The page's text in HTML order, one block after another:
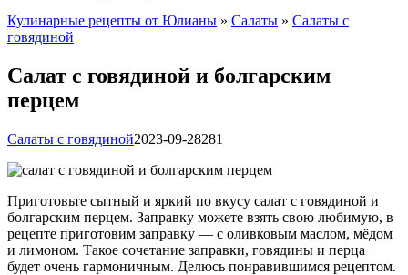
Кулинарные рецепты от Юлианы » Салаты » Салаты с
говядиной
Салат с говядиной и болгарским
перцем
Салаты с говядиной2023-09-28281
Приготовьте сытный и яркий по вкусу салат с говядиной и
болгарским перцем. Заправку можете взять свою любимую, в
рецепте приготовим заправку — с оливковым маслом, мёдом
и лимоном. Такое сочетание заправки, говядины и перца
будет очень гармоничным. Делюсь понравившимся рецептом.